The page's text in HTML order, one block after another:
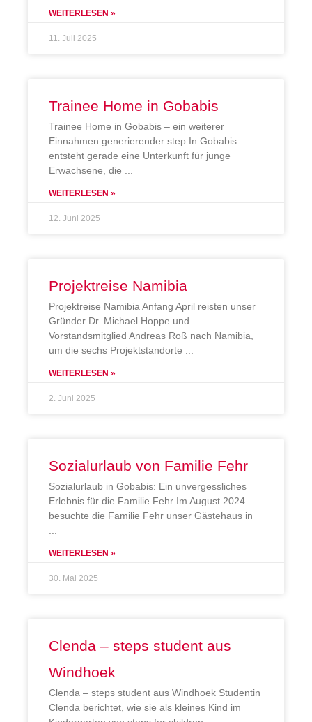
WEITERLESEN »
11. Juli 2025
Trainee Home in Gobabis
Trainee Home in Gobabis – ein weiterer
Einnahmen generierender step In Gobabis
entsteht gerade eine Unterkunft für junge
Erwachsene, die
WEITERLESEN »
12. Juni 2025
Projektreise Namibia
Projektreise Namibia Anfang April reisten unser
Gründer Dr. Michael Hoppe und
Vorstandsmitglied Andreas Roß nach Namibia,
um die sechs Projektstandorte
WEITERLESEN »
2. Juni 2025
Sozialurlaub von Familie Fehr
Sozialurlaub in Gobabis: Ein unvergessliches
Erlebnis für die Familie Fehr Im August 2024
besuchte die Familie Fehr unser Gästehaus in
WEITERLESEN »
30. Mai 2025
Clenda – steps student aus
Windhoek
Clenda – steps student aus Windhoek Studentin
Clenda berichtet, wie sie als kleines Kind im